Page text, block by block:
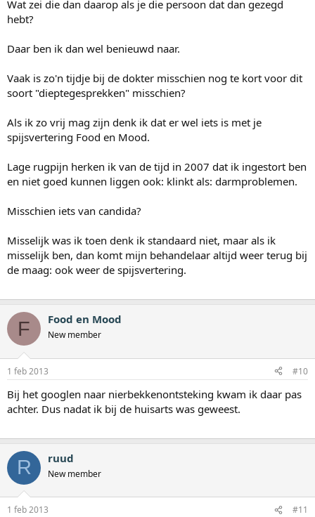
Wat zei die dan daarop als je die persoon dat dan gezegd
hebt?
Daar ben ik dan wel benieuwd naar.
Vaak is zo'n tijdje bij de dokter misschien nog te kort voor dit
soort "dieptegesprekken" misschien?
Als ik zo vrij mag zijn denk ik dat er wel iets is met je
spijsvertering Food en Mood.
Lage rugpijn herken ik van de tijd in 2007 dat ik ingestort ben
en niet goed kunnen liggen ook: klinkt als: darmproblemen.
Misschien iets van candida?
Misselijk was ik toen denk ik standaard niet, maar als ik
misselijk ben, dan komt mijn behandelaar altijd weer terug bij
de maag: ook weer de spijsvertering.
F Food en Mood
New member
1 feb 2013 #10
Bij het googlen naar nierbekkenontsteking kwam ik daar pas
achter. Dus nadat ik bij de huisarts was geweest.
R ruud
New member
1 feb 2013 #11